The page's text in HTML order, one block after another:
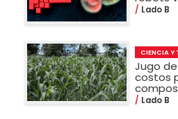
Lado B
CIENCIA Y
Jugo
costos
Lado B